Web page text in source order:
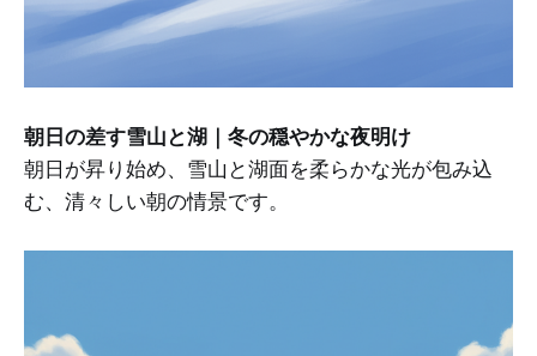
朝日の差す雪山と湖｜冬の穏やかな夜明け
朝日が昇り始め、雪山と湖面を柔らかな光が包み込
む、清々しい朝の情景です。